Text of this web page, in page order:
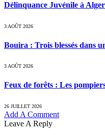
Délinquance Juvénile à
3 AOÛT 2026
Bouira : Trois blessés dans
3 AOÛT 2026
Feux de forêts : Les
26 JUILLET 2026
Add A Comment
Leave A Reply